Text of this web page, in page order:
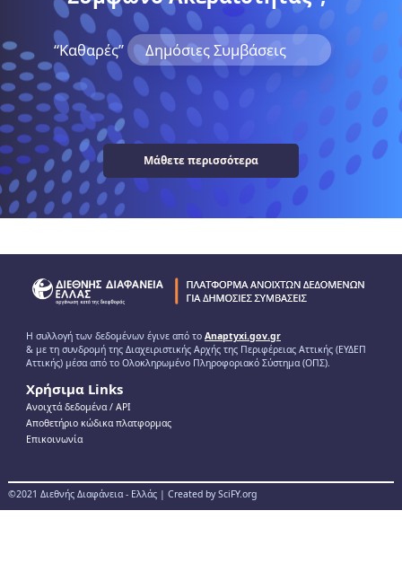
“Kαθαρές” Δημόσιες Συμβάσεις
Μάθετε περισσότερα
Η συλλογή των δεδομένων έγινε από το Anaptyxi.gov.gr
& με τη συνδρομή της Διαχειριστικής Αρχής της Περιφέρειας Αττικής (ΕΥΔΕΠ
Αττικής) μέσα από το Ολοκληρωμένο Πληροφοριακό Σύστημα (ΟΠΣ).
Χρήσιμα Links
Ανοιχτά δεδομένα / ΑPI
Αποθετήριο κώδικα πλατφορμας
Επικοινωνία
©2021 Διεθνής Διαφάνεια - Ελλάς | Created by SciFY.org